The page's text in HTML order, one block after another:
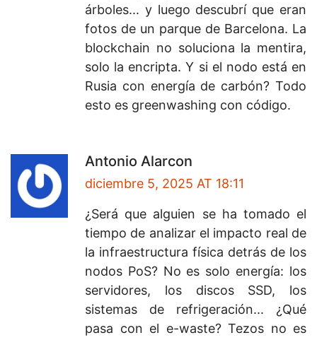
árboles... y luego descubrí que eran
fotos de un parque de Barcelona. La
blockchain no soluciona la mentira,
solo la encripta. Y si el nodo está en
Rusia con energía de carbón? Todo
esto es greenwashing con código.
Antonio Alarcon
diciembre 5, 2025 AT 18:11
¿Será que alguien se ha tomado el
tiempo de analizar el impacto real de
la infraestructura física detrás de los
nodos PoS? No es solo energía: los
servidores, los discos SSD, los
sistemas de refrigeración... ¿Qué
pasa con el e-waste? Tezos no es